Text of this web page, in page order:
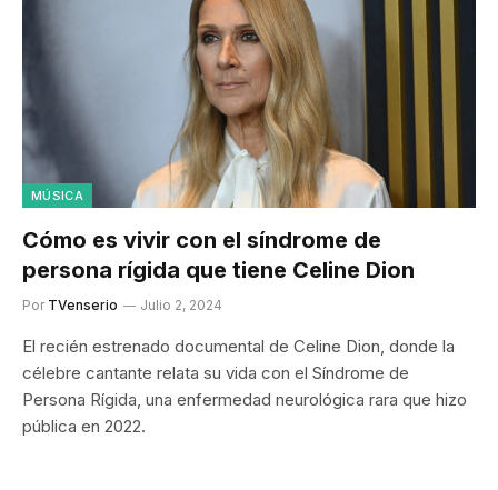
MÚSICA
Cómo es vivir con el síndrome de
persona rígida que tiene Celine Dion
Por TVenserio Julio 2, 2024
El recién estrenado documental de Celine Dion, donde la
célebre cantante relata su vida con el Síndrome de
Persona Rígida, una enfermedad neurológica rara que hizo
pública en 2022.